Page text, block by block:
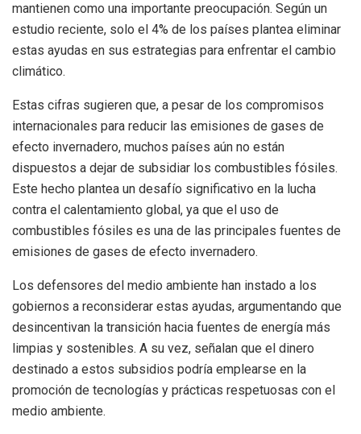
mantienen como una importante preocupación. Según un
estudio reciente, solo el 4% de los países plantea eliminar
estas ayudas en sus estrategias para enfrentar el cambio
climático.
Estas cifras sugieren que, a pesar de los compromisos
internacionales para reducir las emisiones de gases de
efecto invernadero, muchos países aún no están
dispuestos a dejar de subsidiar los combustibles fósiles.
Este hecho plantea un desafío significativo en la lucha
contra el calentamiento global, ya que el uso de
combustibles fósiles es una de las principales fuentes de
emisiones de gases de efecto invernadero.
Los defensores del medio ambiente han instado a los
gobiernos a reconsiderar estas ayudas, argumentando que
desincentivan la transición hacia fuentes de energía más
limpias y sostenibles. A su vez, señalan que el dinero
destinado a estos subsidios podría emplearse en la
promoción de tecnologías y prácticas respetuosas con el
medio ambiente.